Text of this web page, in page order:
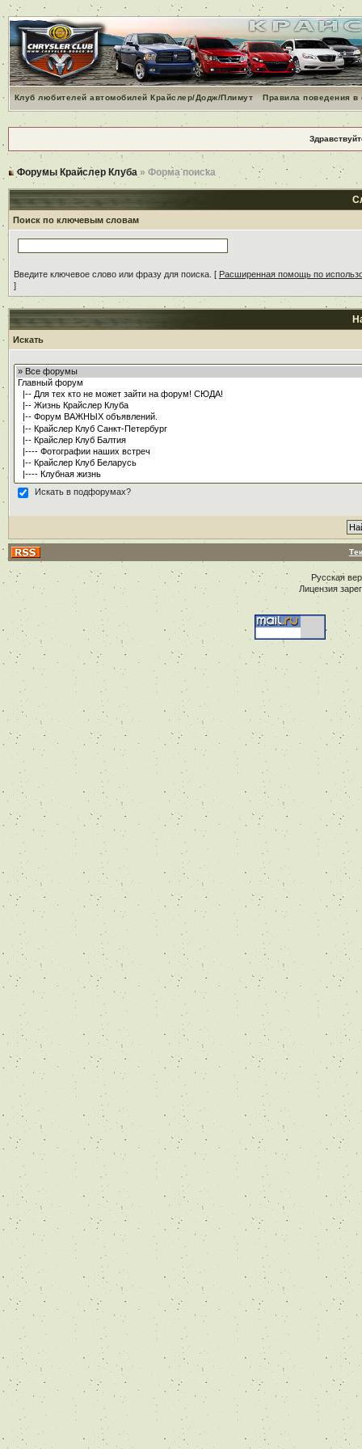
Клуб любителей автомобилей Крайслер/Додж/Плимут Правила поведения
Форумы Крайслер Клуба » Форма поиска
Поиск по ключевым словам
Введите ключевое слово или фразу для поиска. [ Расширенная помощь по
]
Искать
Искать в подфорумах?
Русская
Лицензия